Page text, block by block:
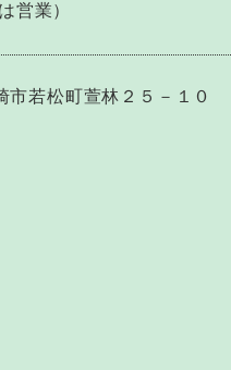
営業）
市若松町萱林２５－１０